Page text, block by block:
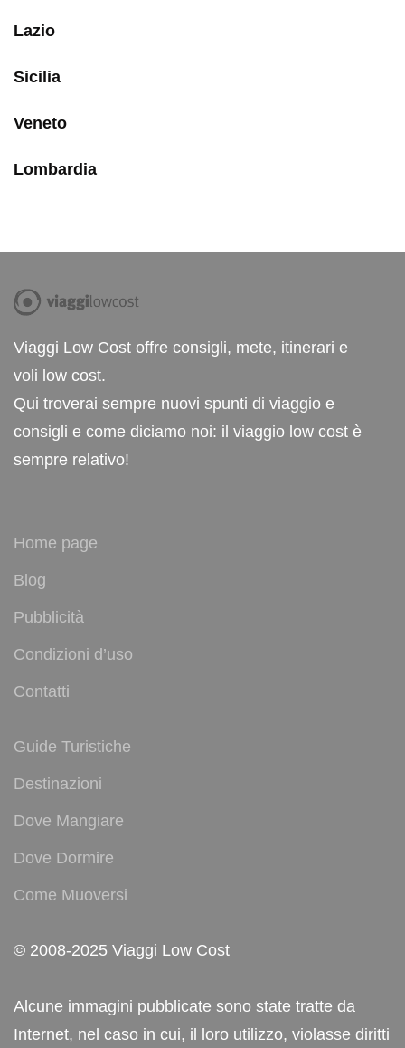
Lazio
Sicilia
Veneto
Lombardia
Viaggi Low Cost offre consigli, mete, itinerari e
voli low cost.
Qui troverai sempre nuovi spunti di viaggio e
consigli e come diciamo noi: il viaggio low cost è
sempre relativo!
Home page
Blog
Pubblicità
Condizioni d’uso
Contatti
Guide Turistiche
Destinazioni
Dove Mangiare
Dove Dormire
Come Muoversi
© 2008-2025 Viaggi Low Cost
Alcune immagini pubblicate sono state tratte da
Internet, nel caso in cui, il loro utilizzo, violasse diritti